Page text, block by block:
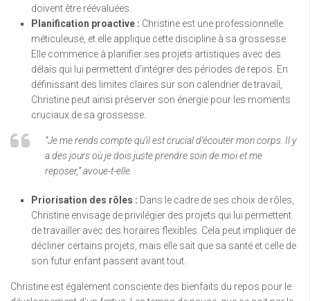
doivent être réévaluées.
Planification proactive : Christine est une professionnelle
méticuleuse, et elle applique cette discipline à sa grossesse.
Elle commence à planifier ses projets artistiques avec des
délais qui lui permettent d’intégrer des périodes de repos. En
définissant des limites claires sur son calendrier de travail,
Christine peut ainsi préserver son énergie pour les moments
cruciaux de sa grossesse.
“Je me rends compte qu’il est crucial d’écouter mon corps. Il y
a des jours où je dois juste prendre soin de moi et me
reposer,” avoue-t-elle.
Priorisation des rôles : Dans le cadre de ses choix de rôles,
Christine envisage de privilégier des projets qui lui permettent
de travailler avec des horaires flexibles. Cela peut impliquer de
décliner certains projets, mais elle sait que sa santé et celle de
son futur enfant passent avant tout.
Christine est également consciente des bienfaits du repos pour le